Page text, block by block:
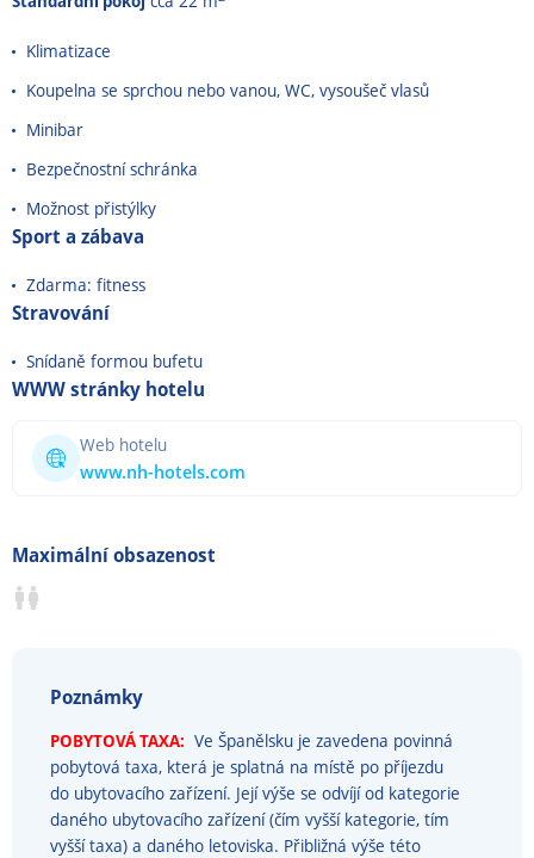
Klimatizace
Koupelna se sprchou nebo vanou, WC, vysoušeč vlasů
Minibar
Bezpečnostní schránka
Možnost přistýlky
Sport a zábava
Zdarma: fitness
Stravování
Snídaně formou bufetu
WWW stránky hotelu
Web hotelu
www.nh-hotels.com
Maximální obsazenost
Poznámky
POBYTOVÁ TAXA: Ve Španělsku je zavedena povinná
pobytová taxa, která je splatná na místě po příjezdu
do ubytovacího zařízení. Její výše se odvíjí od kategorie
daného ubytovacího zařízení (čím vyšší kategorie, tím
vyšší taxa) a daného letoviska. Přibližná výše této